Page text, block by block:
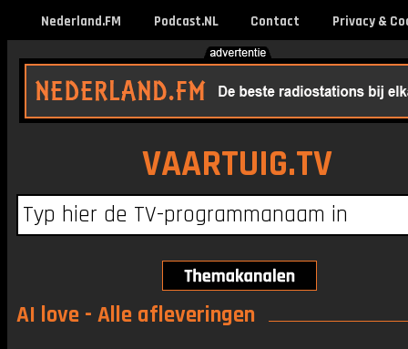
Nederland.FM Podcast.NL Contact Privacy &
VAARTUIG.TV
AI love - Alle afleveringen